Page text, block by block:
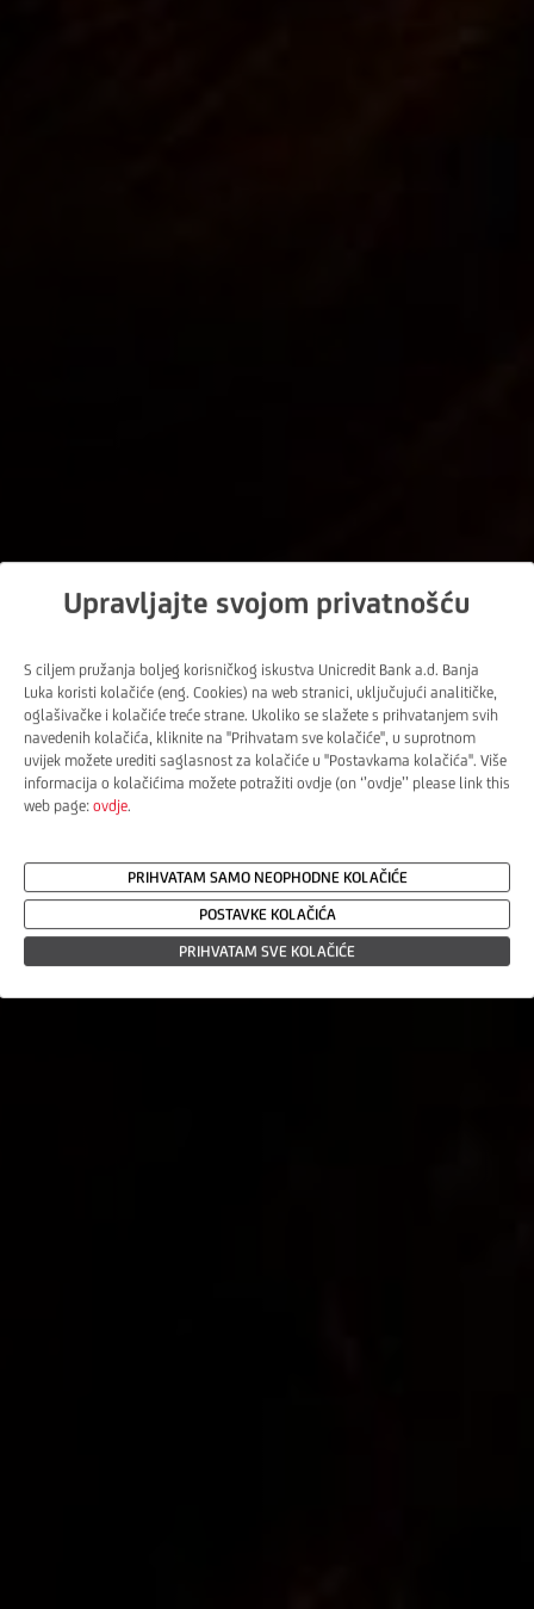
Upravljajte svojom privatnošću
S ciljem pružanja boljeg korisničkog iskustva Unicredit Bank a.d. Banja
Luka koristi kolačiće (eng. Cookies) na web stranici, uključujući analitičke,
oglašivačke i kolačiće treće strane. Ukoliko se slažete s prihvatanjem svih
navedenih kolačića, kliknite na ''Prihvatam sve kolačiće'', u suprotnom
uvijek možete urediti saglasnost za kolačiće u ''Postavkama kolačića''. Više
informacija o kolačićima možete potražiti ovdje (on ‘’ovdje’’ please link this
web page: ovdje.
PRIHVATAM SAMO NEOPHODNE KOLAČIĆE
POSTAVKE KOLAČIĆA
PRIHVATAM SVE KOLAČIĆE